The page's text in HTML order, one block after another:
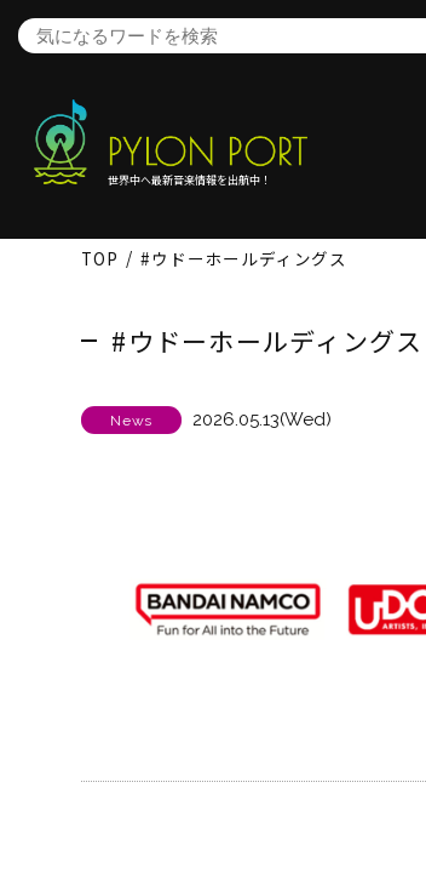
世界中へ最新音楽情報を出航中！
TOP #ウドーホールディングス
#ウドーホールディングス
News 2026.05.13(Wed)